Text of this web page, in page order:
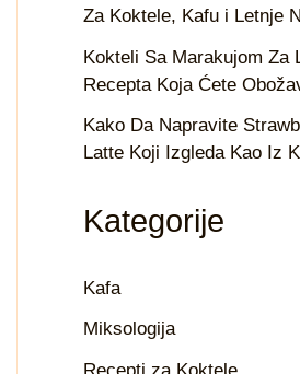
Za Koktele, Kafu i Letnje
Kokteli Sa Marakujom Za
Recepta Koja Ćete
Kako Da Napravite
Latte Koji Izgleda Kao Iz
Kategorije
Kafa
Miksologija